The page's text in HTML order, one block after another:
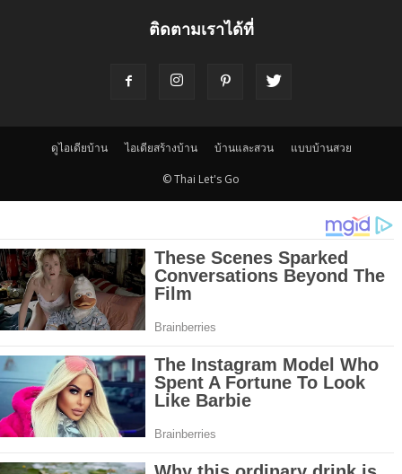
ติดตามเราได้ที่
ดูไอเดียบ้าน ไอเดียสร้างบ้าน บ้านและสวน แบบบ้านสวย
© Thai Let's Go